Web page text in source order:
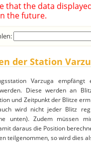
that the data
the future.
der Station
Varzuga
Diese werden an
und Zeitpunkt der Blitze
wird nicht jeder Blitz
unten). Zudem müssen
daraus die Position
teilgenommen, so wird dies